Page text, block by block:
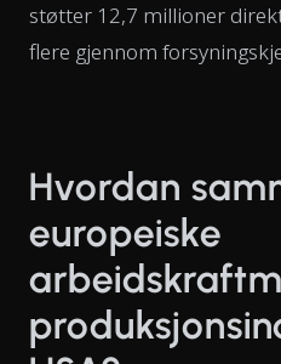
støtter 12,7 millioner
flere gjennom
Hvordan
europeiske